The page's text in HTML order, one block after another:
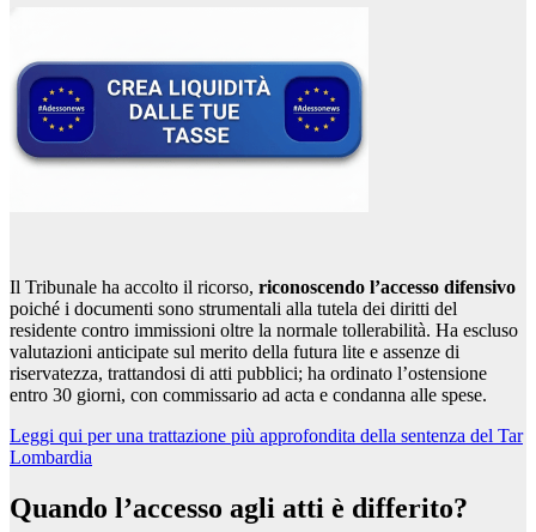
Il Tribunale ha accolto il ricorso, riconoscendo l’accesso difensivo
poiché i documenti sono strumentali alla tutela dei diritti del
residente contro immissioni oltre la normale tollerabilità. Ha escluso
valutazioni anticipate sul merito della futura lite e assenze di
riservatezza, trattandosi di atti pubblici; ha ordinato l’ostensione
entro 30 giorni, con commissario ad acta e condanna alle spese.
Leggi qui per una trattazione più approfondita della sentenza del Tar
Lombardia
Quando l’accesso agli atti è differito?